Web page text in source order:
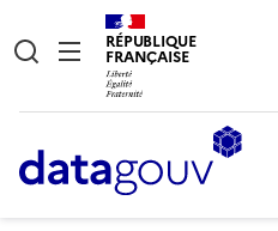
RÉPUBLIQUE
FRANÇAISE